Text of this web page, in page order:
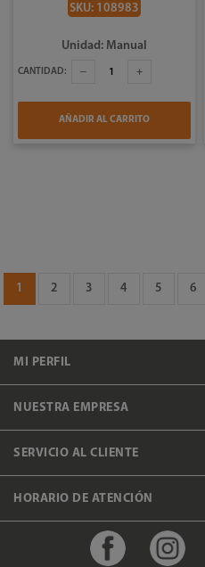
SANITARIO DE 3/8 X 7/8
SKU: 108983
Unidad: Manual
CANTIDAD:
AÑADIR AL CARRITO
1 2 3 4 5 6
MI PERFIL
NUESTRA EMPRESA
SERVICIO AL CLIENTE
HORARIO DE ATENCIÓN